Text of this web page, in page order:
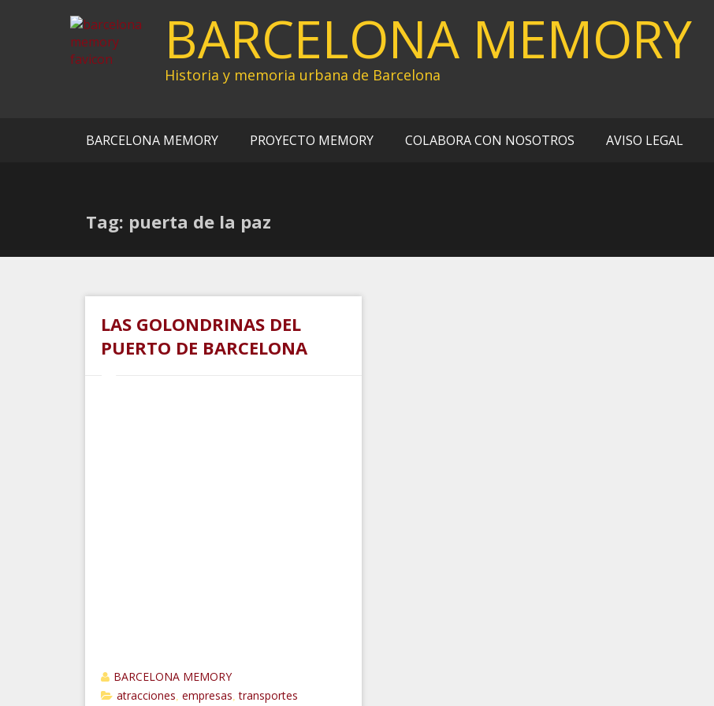
BARCELONA MEMORY
Historia y memoria urbana de Barcelona
BARCELONA MEMORY PROYECTO MEMORY COLABORA CON NOSOTROS AVISO LEGAL
Tag: puerta de la paz
LAS GOLONDRINAS DEL
PUERTO DE BARCELONA
BARCELONA MEMORY
atracciones empresas ,transportes